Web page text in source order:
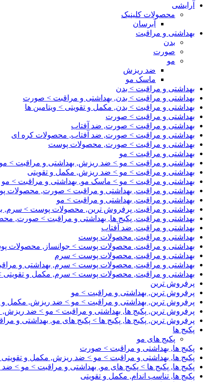
آرایشی
محصولات کلینیک
آبرسان
بهداشتی و مراقبت
بدن
صورت
مو
ضد ریزش
ماسک مو
بهداشتی و مراقبت > بدن
بهداشتی و مراقبت > بدن, بهداشتی و مراقبت > صورت
بهداشتی و مراقبت > بدن, مکمل و تقویتی > ویتامین ها
بهداشتی و مراقبت > صورت
بهداشتی و مراقبت > صورت, ضد آفتاب
بهداشتی و مراقبت > صورت, ضد آفتاب, محصولات کره ای
بهداشتی و مراقبت > صورت, محصولات پوست
بهداشتی و مراقبت > مو
بهداشتی و مراقبت > مو > ضد ریزش, بهداشتی و مراقبت > مو
بهداشتی و مراقبت > مو > ضد ریزش, مکمل و تقویتی
بهداشتی و مراقبت > مو > ماسک مو, بهداشتی و مراقبت > مو
بهداشتی و مراقبت, بهداشتی و مراقبت > صورت, محصولات
بهداشتی و مراقبت, بهداشتی و مراقبت > مو
بهداشتی و مراقبت, پرفروش ترین, محصولات پوست > سرم,
بهداشتی و مراقبت, پکیج ها, بهداشتی و مراقبت > صورت,
بهداشتی و مراقبت, ضد آفتاب
بهداشتی و مراقبت, محصولات پوست
بهداشتی و مراقبت, محصولات پوست > جوانساز, محصولات
بهداشتی و مراقبت, محصولات پوست > سرم
بهداشتی و مراقبت, محصولات پوست > سرم, بهداشتی و
بهداشتی و مراقبت, محصولات پوست > سرم, مکمل و تقویتی >
پرفروش ترین
پرفروش ترین, بهداشتی و مراقبت > مو
پرفروش ترین, بهداشتی و مراقبت > مو > ضد ریزش, مکمل و
پرفروش ترین, پکیج ها, بهداشتی و مراقبت > مو > ضد ریزش,
پرفروش ترین, پکیج ها, پکیج ها > پکیج های مو, بهداشتی و
پکیج ها
پکیج های مو
پکیج ها, بهداشتی و مراقبت > صورت
پکیج ها, بهداشتی و مراقبت > مو > ضد ریزش, مکمل و
پکیج ها, پکیج ها > پکیج های مو, بهداشتی و مراقبت > مو >
پکیج ها, تناسب اندام, مکمل و تقویتی